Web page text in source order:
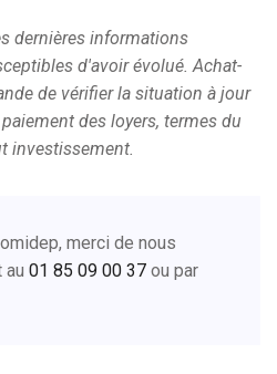
dernières informations
d'avoir évolué. Achat-
de vérifier la situation à jour
des loyers, termes du
investissement.
merci de nous
au 01 85 09 00 37 ou par